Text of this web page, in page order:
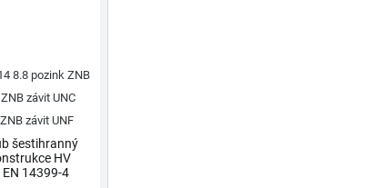
8.8 pozink ZNB
závit UNC
závit UNF
šestihranný
HV
EN 14399-4